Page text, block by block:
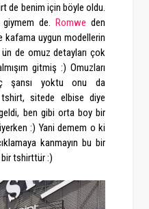
de benim için böyle oldu.
giymem de.Romwe den
kafama uygun modellerin
de omuz detayları çok
gitmiş :) Omuzları
şansı yoktu onu da
sitede elbise diye
ben gibi orta boy bir
:) Yani demem o ki
kanmayın bu bir
tshirttür :)